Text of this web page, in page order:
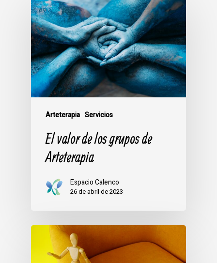
Arteterapia Servicios
El valor de los grupos de
Arteterapia
Espacio Calenco
26 de abril de 2023